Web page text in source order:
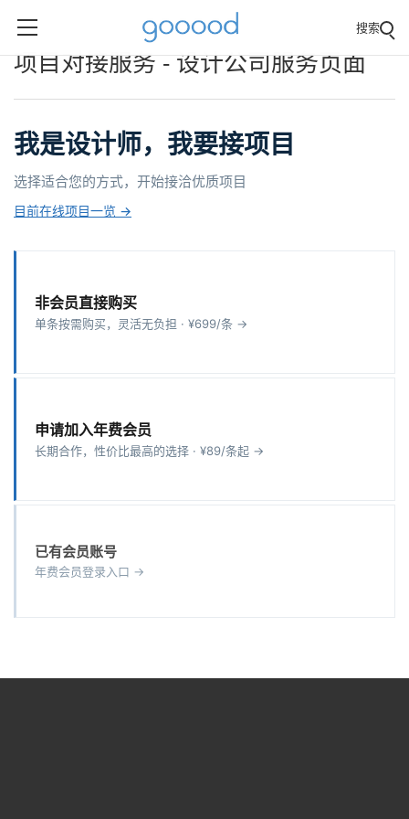
搜索
项目对接服务 - 设计公司服务页面
我是设计师，我要接项目
选择适合您的方式，开始接洽优质项目
目前在线项目一览 →
非会员直接购买
单条按需购买，灵活无负担 · ¥699/条 →
申请加入年费会员
长期合作，性价比最高的选择 · ¥89/条起 →
已有会员账号
年费会员登录入口 →